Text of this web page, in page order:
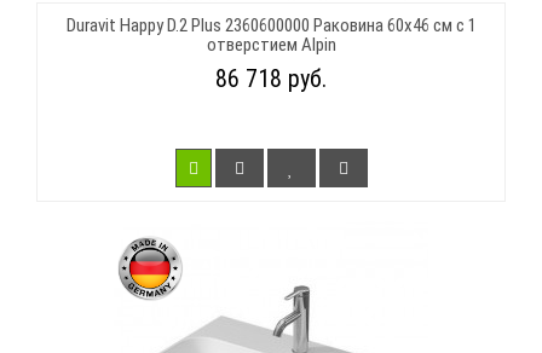
Duravit Happy D.2 Plus 2360600000 Раковина 60х46 см с 1
отверстием Alpin
86 718 руб.